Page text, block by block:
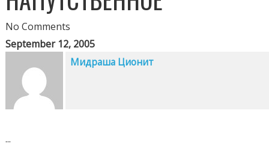
No Comments
September 12, 2005
Мидраша Ционит
...